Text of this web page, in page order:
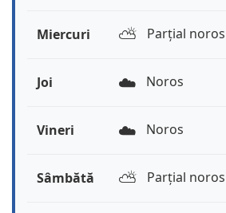
Miercuri ⛅️ Parțial noros
Joi ☁️ Noros
Vineri ☁️ Noros
Sâmbătă ⛅️ Parțial noros